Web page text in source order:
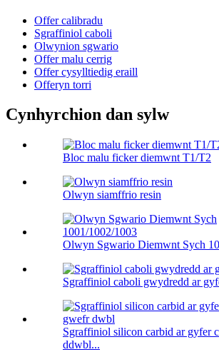
Offer calibradu
Sgraffiniol caboli
Olwynion sgwario
Offer malu cerrig
Offer cysylltiedig eraill
Offeryn torri
Cynhyrchion dan sylw
Bloc malu ficker diemwnt T1/T2
Olwyn siamffrio resin
Olwyn Sgwario Diemwnt Sych
Sgraffiniol caboli gwydredd ar
Sgraffiniol silicon carbid ar gyfer
ddwbl...